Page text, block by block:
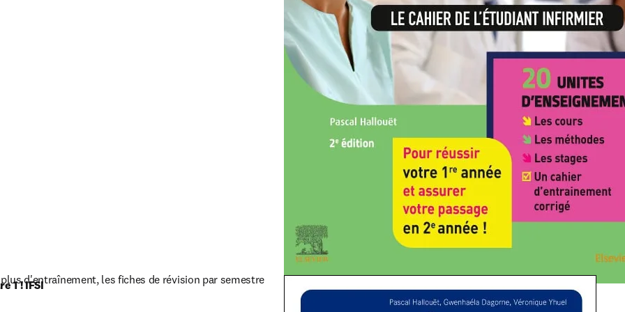
d'entraînement, les fiches de révision par semestre
1 ! IFSI